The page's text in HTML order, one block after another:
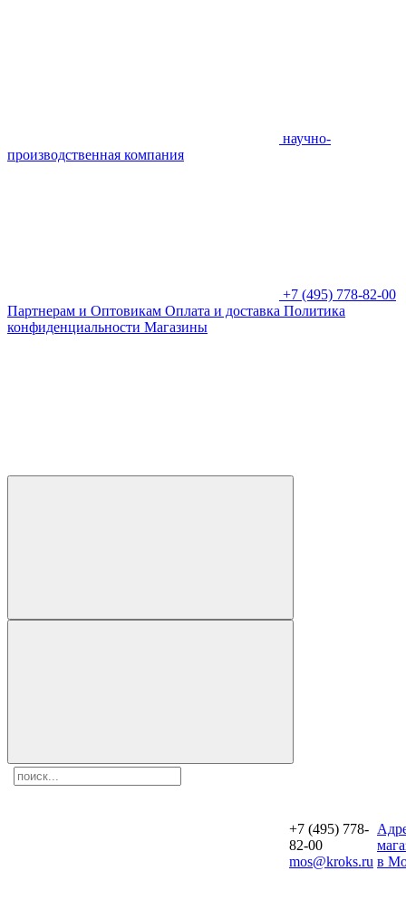
научно-
производственная компания
+7 (495) 778-82-00
Партнерам и Оптовикам Оплата и доставка Политика
конфиденциальности Магазины
+7 (495) 778-
82-00
mos@kroks.ru в